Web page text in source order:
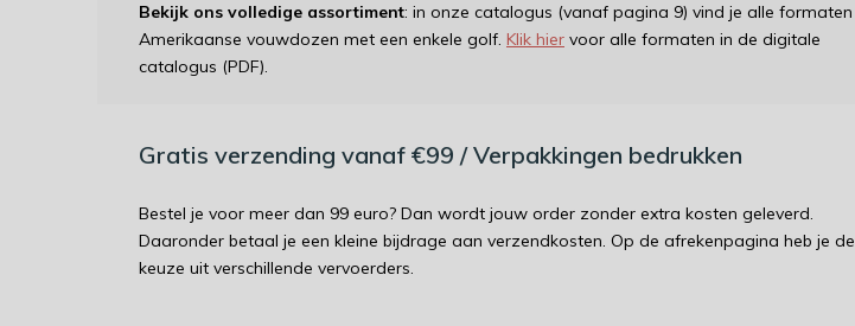
Bekijk ons volledige assortiment: in onze catalogus (vanaf pagina 9) vind je alle formaten
Amerikaanse vouwdozen met een enkele golf. Klik hier voor alle formaten in de digitale
catalogus (PDF).
Gratis verzending vanaf €99 / Verpakkingen bedrukken
Bestel je voor meer dan 99 euro? Dan wordt jouw order zonder extra kosten geleverd.
Daaronder betaal je een kleine bijdrage aan verzendkosten. Op de afrekenpagina heb je de
keuze uit verschillende vervoerders.